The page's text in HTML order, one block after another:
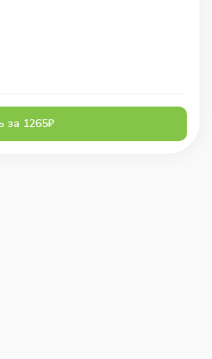
за 1265₽